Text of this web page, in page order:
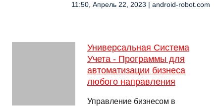
11:50, Апрель 22, 2023 | android-robot.com
Универсальная Система
Учета - Программы для
автоматизации бизнеса
любого направления
Управление бизнесом в